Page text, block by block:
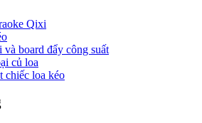
Qixi
board đẩy công suất
củ loa
chiếc loa kéo